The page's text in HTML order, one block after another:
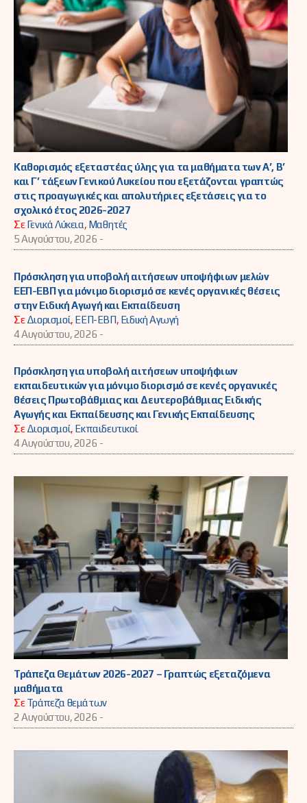
Καθορισμός εξεταστέας ύλης για τα μαθήματα των Α’, Β’
και Γ’ τάξεων Γενικού Λυκείου που εξετάζονται γραπτώς
στις προαγωγικές και απολυτήριες εξετάσεις για το
σχολικό έτος 2026-2027
ΣεΓενικά Λύκεια, Μαθητές
5 Αυγούστου, 2026 -
Πρόσκληση για υποβολή αιτήσεων υποψήφιων μελών
ΕΕΠ-ΕΒΠ για μόνιμο διορισμό σε κενές οργανικές θέσεις
στην Ειδική Αγωγή και Εκπαίδευση
ΣεΔιορισμοί, ΕΕΠ-ΕΒΠ, Ειδική Αγωγή
4 Αυγούστου, 2026 -
Πρόσκληση για υποβολή αιτήσεων υποψήφιων
εκπαιδευτικών για μόνιμο διορισμό σε κενές οργανικές
θέσεις Πρωτοβάθμιας και Δευτεροβάθμιας Ειδικής
Αγωγής και Εκπαίδευσης και Γενικής Εκπαίδευσης
ΣεΔιορισμοί, Εκπαιδευτικοί
4 Αυγούστου, 2026 -
Τράπεζα Θεμάτων 2026-2027 – Γραπτώς εξεταζόμενα
μαθήματα
ΣεΤράπεζα θεμάτων
2 Αυγούστου, 2026 -